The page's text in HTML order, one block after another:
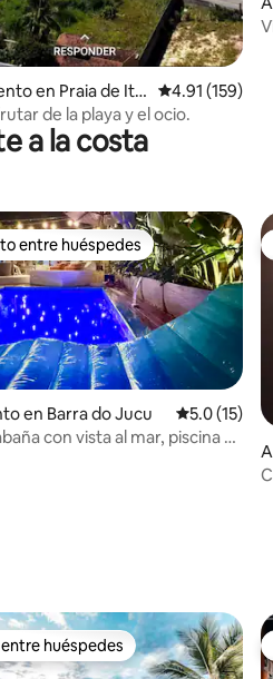
en Praia de Ita
Calificación
4.91 (159)
de la playa y el ocio.
a la costa
de 5, 34 reseñas
entre huéspedes preferido
entre huéspedes
en Barra do Jucu Calificación
5.0 (15)
con vista al mar, piscina y
huéspedes
huéspedes